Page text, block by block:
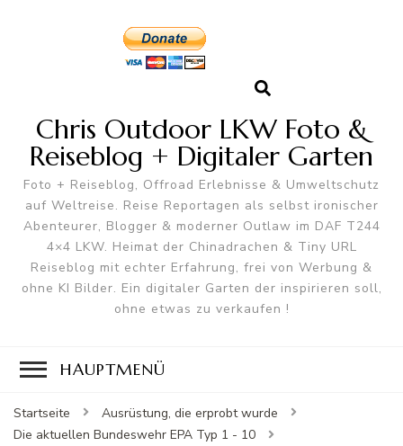
Chris Outdoor LKW Foto &
Reiseblog + Digitaler Garten
Foto + Reiseblog, Offroad Erlebnisse & Umweltschutz
auf Weltreise. Reise Reportagen als selbst ironischer
Abenteurer, Blogger & moderner Outlaw im DAF T244
4×4 LKW. Heimat der Chinadrachen & Tiny URL
Reiseblog mit echter Erfahrung, frei von Werbung &
ohne KI Bilder. Ein digitaler Garten der inspirieren soll,
ohne etwas zu verkaufen !
HAUPTMENÜ
Startseite
Ausrüstung, die erprobt wurde
Die aktuellen Bundeswehr EPA Typ 1 - 10